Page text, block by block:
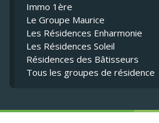
Immo 1ère
Le Groupe Maurice
Les Résidences Enharmonie
Les Résidences Soleil
Résidences des Bâtisseurs
Tous les groupes de résidence